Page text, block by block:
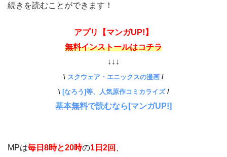
続きを読むことができます！
アプリ【マンガUP!】
無料インストールはコチラ
↓↓↓
\ スクウェア・エニックスの漫画 /
\ [なろう]等、人気原作コミカライズ/
基本無料で読むなら[マンガUP!]
MPは毎日8時と20時の1日2回